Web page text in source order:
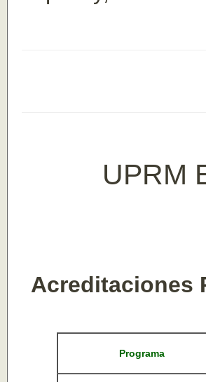
UPRM
Acreditaciones
Programa